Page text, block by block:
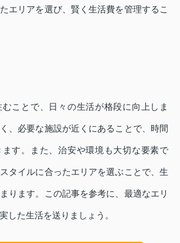
エリアを選び、賢く生活費を管理するこ
ことで、日々の生活が格段に向上しま
、必要な施設が近くにあることで、時間
ます。また、治安や環境も大切な要素で
タイルに合ったエリアを選ぶことで、生
ります。この記事を参考に、最適なエリ
した生活を送りましょう。